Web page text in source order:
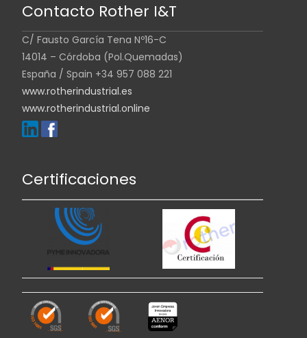
Contacto Rother I&T
C/ Fausto García Tena Nº16-C
14014 – Córdoba (Pol.Quemadas)
España / Spain +34 957 088 221
www.rotherindustrial.es
www.rotherindustrial.online
Certificaciones